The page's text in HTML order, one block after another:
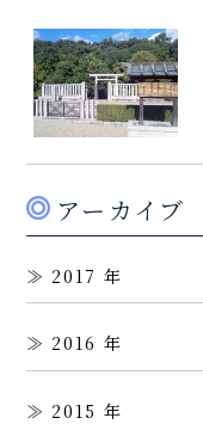
アーカイブ
2017
2016
2015